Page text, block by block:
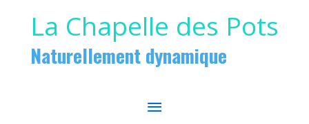
La Chapelle des Pots
Naturellement dynamique
MENU